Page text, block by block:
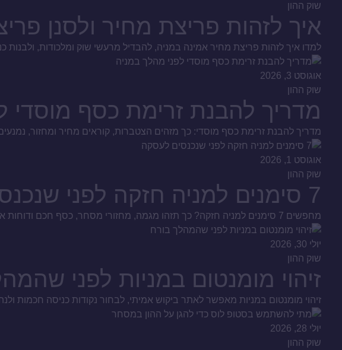
שוק ההון
איך לזהות פריצת מחיר ולסנן
למדו איך לזהות פריצת מחיר אמינה במניה, להבדיל מרעשי שוק ומלכודות, ולבנות
אוגוסט 3, 2026
שוק ההון
מדריך להבנת זרימת כסף מוסדי
מדריך להבנת זרימת כסף מוסדי: כך מזהים הצטברות, קוראים מחיר ומחזור,
אוגוסט 1, 2026
שוק ההון
7 סימנים למניה חזקה לפני שנכנסים לעסקה
מחפשים 7 סימנים למניה חזקה? כך תזהו מגמה, מחזורי מסחר, כסף חכם ודוחות איכותיים, ותבנו תהליך סינון שקול לפני כל החלטת קנייה בשוק ההון הישראלי, ולא שמועות.
יולי 30, 2026
שוק ההון
זיהוי מומנטום במניות לפני
זיהוי מומנטום במניות מאפשר לאתר ביקוש אמיתי, לבחור נקודות כניסה חכמות
יולי 28, 2026
שוק ההון